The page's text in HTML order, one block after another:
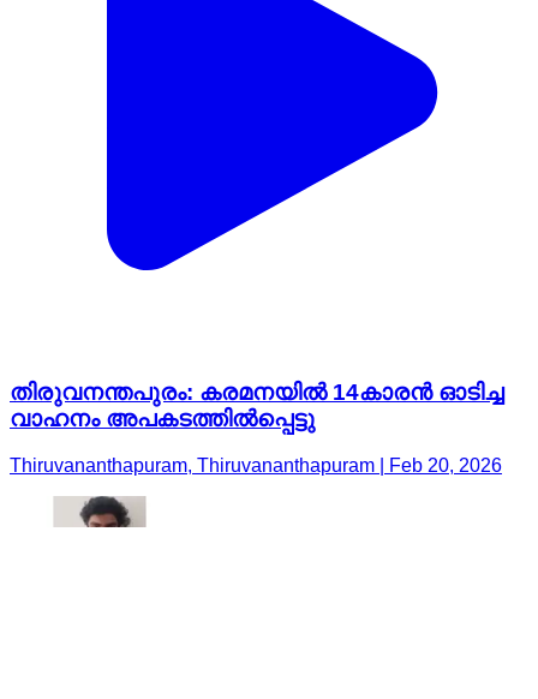
തിരുവനന്തപുരം: കരമനയില്‍ 14കാരൻ ഓടിച്ച
വാഹനം അപകടത്തില്‍പ്പെട്ടു
Thiruvananthapuram, Thiruvananthapuram | Feb 20, 2026